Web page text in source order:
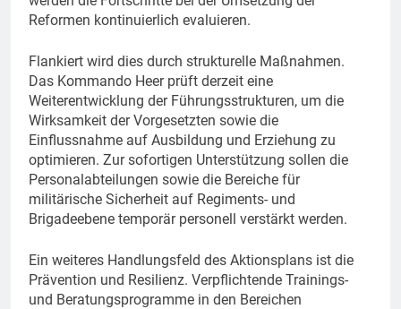
Reformen kontinuierlich evaluieren.
Flankiert wird dies durch strukturelle Maßnahmen.
Das Kommando Heer prüft derzeit eine
Weiterentwicklung der Führungsstrukturen, um die
Wirksamkeit der Vorgesetzten sowie die
Einflussnahme auf Ausbildung und Erziehung zu
optimieren. Zur sofortigen Unterstützung sollen die
Personalabteilungen sowie die Bereiche für
militärische Sicherheit auf Regiments- und
Brigadeebene temporär personell verstärkt werden.
Ein weiteres Handlungsfeld des Aktionsplans ist die
Prävention und Resilienz. Verpflichtende Trainings-
und Beratungsprogramme in den Bereichen